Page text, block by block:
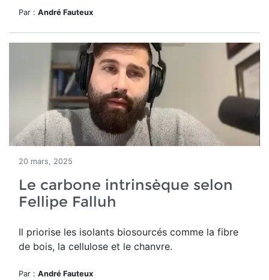
Par : André Fauteux
20 mars, 2025
Le carbone intrinsèque selon
Fellipe Falluh
Il priorise les isolants biosourcés comme la fibre
de bois, la cellulose et le chanvre.
Par : André Fauteux